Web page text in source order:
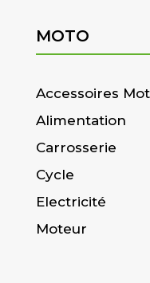
MOTO
Accessoires
Alimentation
Carrosserie
Cycle
Electricité
Moteur